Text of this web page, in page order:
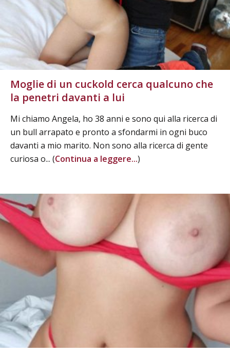
Moglie di un cuckold cerca qualcuno che
la penetri davanti a lui
Mi chiamo Angela, ho 38 anni e sono qui alla ricerca di
un bull arrapato e pronto a sfondarmi in ogni buco
davanti a mio marito. Non sono alla ricerca di gente
curiosa o... (Continua a leggere...)